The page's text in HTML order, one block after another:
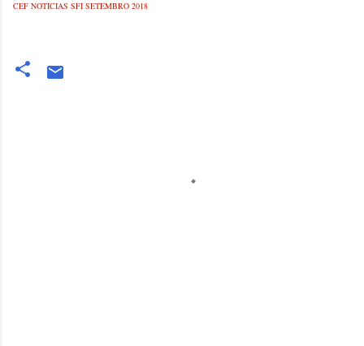
CEF NOTICIAS SFI SETEMBRO 2018